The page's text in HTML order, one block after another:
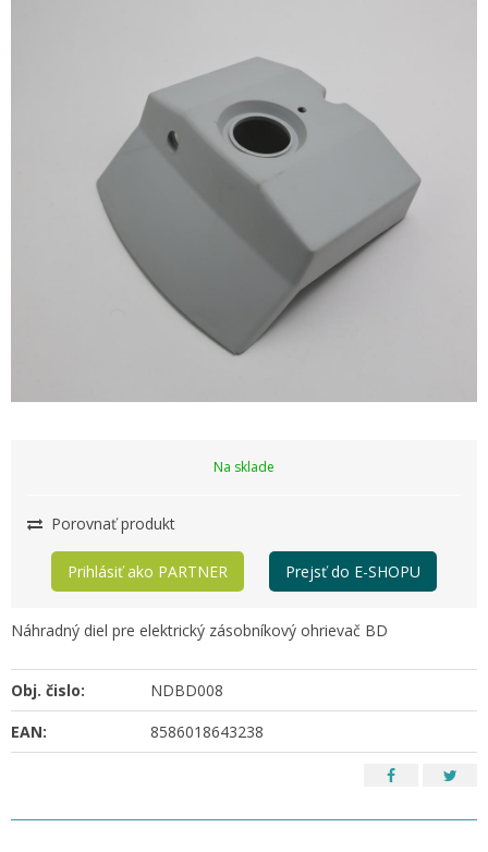
Na sklade
Porovnať produkt
Prihlásiť ako PARTNER Prejsť do E-SHOPU
Náhradný diel pre elektrický zásobníkový ohrievač BD
Obj. čislo:
NDBD008
EAN:
8586018643238